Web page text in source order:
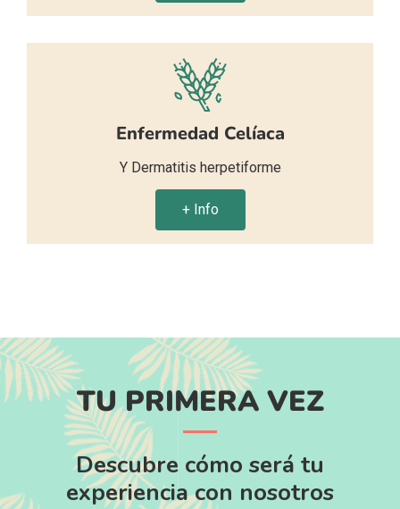
Enfermedad Celíaca
Y Dermatitis herpetiforme
+ Info
TU PRIMERA VEZ
Descubre cómo será tu
experiencia con nosotros